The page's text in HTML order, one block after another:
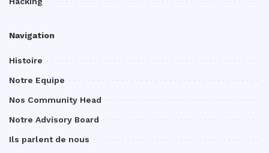
Navigation
Histoire
Notre Equipe
Nos Community Head
Notre Advisory Board
Ils parlent de nous